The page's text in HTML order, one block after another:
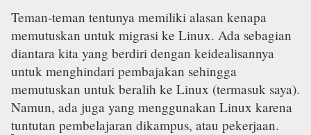
Teman-teman tentunya memiliki alasan kenapa
memutuskan untuk migrasi ke Linux. Ada sebagian
diantara kita yang berdiri dengan keidealisannya
untuk menghindari pembajakan sehingga
memutuskan untuk beralih ke Linux (termasuk saya).
Namun, ada juga yang menggunakan Linux karena
tuntutan pembelajaran dikampus, atau pekerjaan.